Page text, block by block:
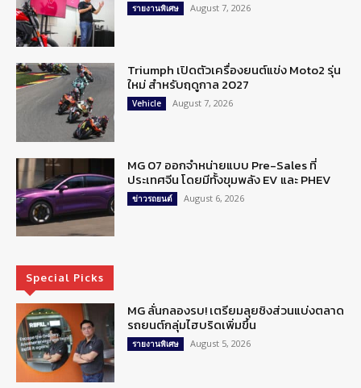
รายงานพิเศษ August 7, 2026
Triumph เปิดตัวเครื่องยนต์แข่ง Moto2 รุ่น
ใหม่ สำหรับฤดูกาล 2027
Vehicle August 7, 2026
MG 07 ออกจำหน่ายแบบ Pre-Sales ที่
ประเทศจีน โดยมีทั้งขุมพลัง EV และ PHEV
ข่าวรถยนต์ August 6, 2026
Special Picks
MG ลั่นกลองรบ! เตรียมลุยชิงส่วนแบ่งตลาด
รถยนต์กลุ่มไฮบริดเพิ่มขึ้น
รายงานพิเศษ August 5, 2026